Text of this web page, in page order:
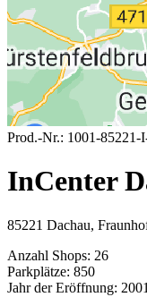
Prod.-Nr.: 1001-85221-
InCenter
85221 Dachau,
Anzahl Shops: 26
Parkplätze: 850
Jahr der Eröffnung: 2001